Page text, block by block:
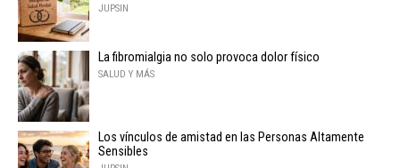
JUPSIN
La fibromialgia no solo provoca dolor físico
SALUD Y MÁS
Los vínculos de amistad en las Personas Altamente
Sensibles